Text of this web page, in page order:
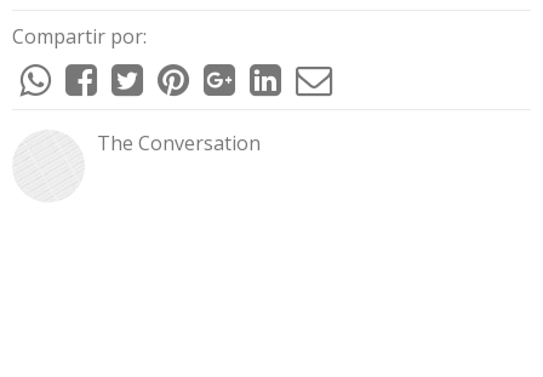
Compartir por:
The Conversation